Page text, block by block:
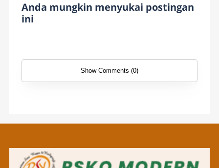
Anda mungkin menyukai postingan
ini
Show Comments (0)